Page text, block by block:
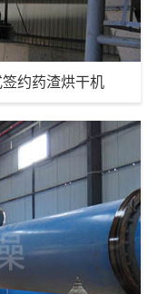
约药渣烘干机
约药渣烘干机
河北张家口